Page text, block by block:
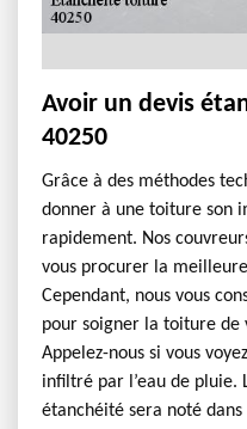
Avoir un devis
40250
Grâce à des méthodes
donner à une toiture son
rapidement. Nos
vous procurer la
Cependant, nous vous
pour soigner la toiture de
Appelez-nous si vous
infiltré par l’eau de pluie.
étanchéité sera noté